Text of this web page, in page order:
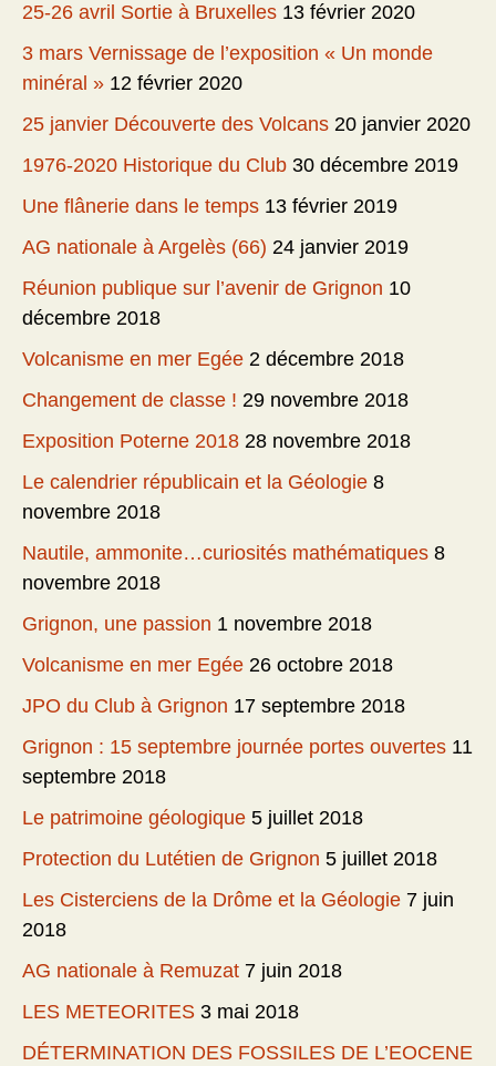
25-26 avril Sortie à Bruxelles 13 février 2020
3 mars Vernissage de l’exposition « Un monde
minéral » 12 février 2020
25 janvier Découverte des Volcans 20 janvier 2020
1976-2020 Historique du Club 30 décembre 2019
Une flânerie dans le temps 13 février 2019
AG nationale à Argelès (66) 24 janvier 2019
Réunion publique sur l’avenir de Grignon 10
décembre 2018
Volcanisme en mer Egée 2 décembre 2018
Changement de classe ! 29 novembre 2018
Exposition Poterne 2018 28 novembre 2018
Le calendrier républicain et la Géologie 8
novembre 2018
Nautile, ammonite…curiosités mathématiques 8
novembre 2018
Grignon, une passion 1 novembre 2018
Volcanisme en mer Egée 26 octobre 2018
JPO du Club à Grignon 17 septembre 2018
Grignon : 15 septembre journée portes ouvertes 11
septembre 2018
Le patrimoine géologique 5 juillet 2018
Protection du Lutétien de Grignon 5 juillet 2018
Les Cisterciens de la Drôme et la Géologie 7 juin
2018
AG nationale à Remuzat 7 juin 2018
LES METEORITES 3 mai 2018
DÉTERMINATION DES FOSSILES DE L’EOCENE